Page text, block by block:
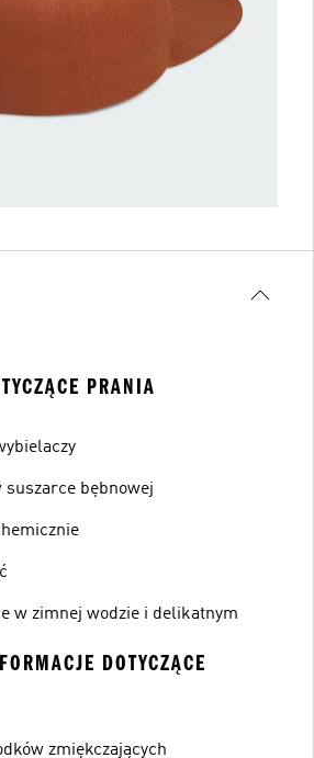
PRANIA
suszarce bębnowej
w zimnej wodzie i delikatnym
DOTYCZĄCE
zmiękczających